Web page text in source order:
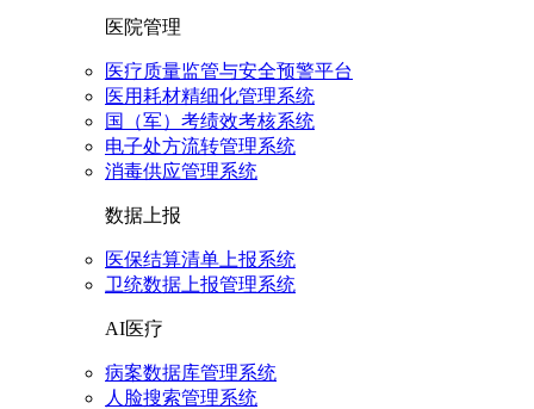
医院管理
医疗质量监管与安全预警平台
医用耗材精细化管理系统
国（军）考绩效考核系统
电子处方流转管理系统
消毒供应管理系统
数据上报
医保结算清单上报系统
卫统数据上报管理系统
AI医疗
病案数据库管理系统
人脸搜索管理系统